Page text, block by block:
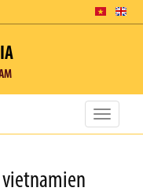
Toggle